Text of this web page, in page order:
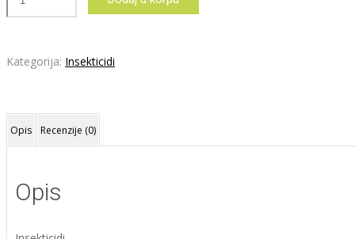
količina
Kategorija: Insekticidi
Opis Recenzije (0)
Opis